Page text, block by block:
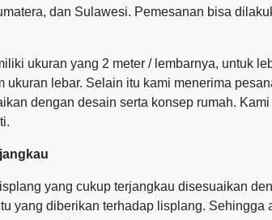
dan Sulawesi. Pemesanan bisa
ukuran yang 2 meter / lembarnya, untuk
ukuran lebar. Selain itu kami menerima
dengan desain serta konsep rumah.
yang cukup terjangkau disesuaikan
yang diberikan terhadap lisplang. Sehingga